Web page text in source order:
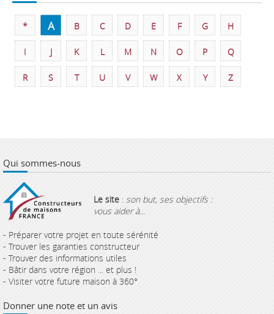
* A B C D E F G H
I J K L M N O P Q
R S T U V W X Y Z
Qui sommes-nous
Le site : son but, ses objectifs :
vous aider à...
- Préparer votre projet en toute sérénité
- Trouver les garanties constructeur
- Trouver des informations utiles
- Bâtir dans votre région ... et plus !
- Visiter votre future maison à 360°
Donner une note et un avis